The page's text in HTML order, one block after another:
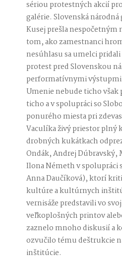
sériou protestných akcií
galérie. Slovenská
Kusej prešla
tom, ako zamestnanci
nesúhlasu sa umelci
protest pred Slovenskou
performatívnymi
Umenie nebude ticho
ticho a v spolupráci so
ponurého miesta pri
Vaculíka živý priestor plný
drobných kukátkach
Ondák, Andrej Dúbravský,
Ilona Németh v spolupráci
Anna Daučíková), ktorí
kultúre a kultúrnych
vernisáže predstavili vo
veľkoplošných printov
zaznelo mnoho diskusií a
ozvučilo tému deštrukcie
inštitúcie.